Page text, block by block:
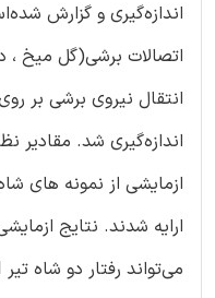
اندازه‌گیری و گزارش
اتصالات برشی(گل میخ ،
انتقال نیروی برشی بر
اندازه‌گیری شد. مقادیر
ازمایشی از نمونه های
ارایه شدند. نتایج